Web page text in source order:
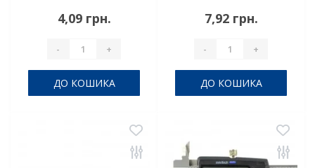
4,09 грн.
- +
ДО КОШИКА
7,92 грн.
- +
ДО КОШИКА